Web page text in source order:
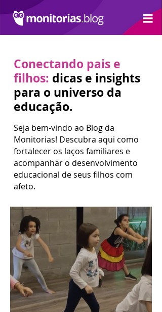
Conectando pais e
filhos: dicas e insights
para o universo da
educação.
Seja bem-vindo ao Blog da
Monitorias! Descubra aqui como
fortalecer os laços familiares e
acompanhar o desenvolvimento
educacional de seus filhos com
afeto.